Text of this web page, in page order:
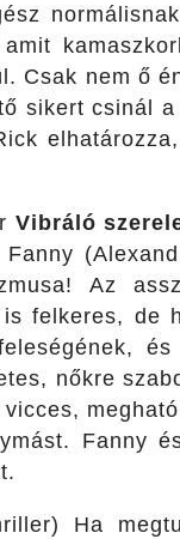
Csak nem ő
sikert csinál
Vibráló
Az
felkeres, de
nőkre
Fanny
Ha